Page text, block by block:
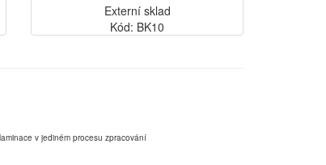
Externí sklad
Kód: BK10
v jediném procesu zpracování